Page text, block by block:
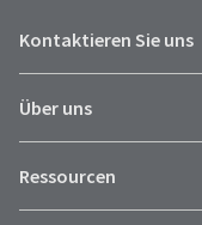
Kontaktieren Sie uns
Über uns
Ressourcen